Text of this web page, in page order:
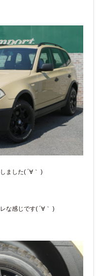
ました( ´∀｀ )
な感じです( ´∀｀ )